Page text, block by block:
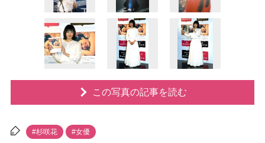
この写真の記事を読む
#杉咲花 #女優